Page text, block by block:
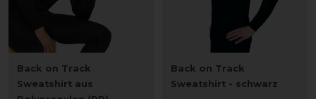
Back on Track
Sweatshirt aus
Back on Track
Sweatshirt - schwarz